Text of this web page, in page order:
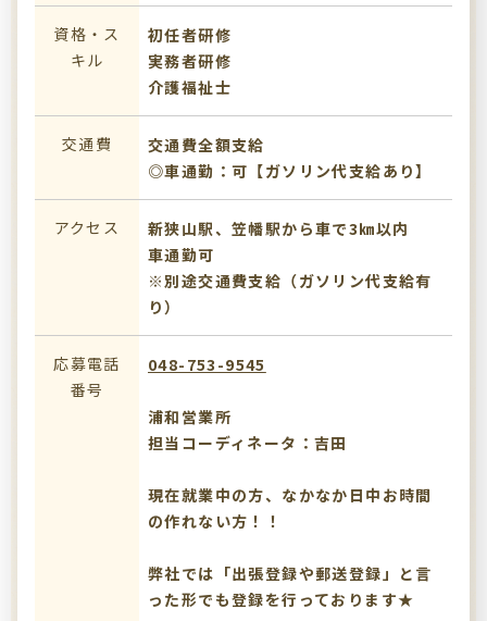
資格・ス
キル
初任者研修
実務者研修
介護福祉士
交通費
交通費全額支給
◎車通勤：可【ガソリン代支給あり】
アクセス
新狭山駅、笠幡駅から車で3㎞以内
車通勤可
※別途交通費支給（ガソリン代支給有
り）
応募電話
番号
048-753-9545
浦和営業所
担当コーディネータ：吉田
現在就業中の方、なかなか日中お時間
の作れない方！！
弊社では「出張登録や郵送登録」と言
った形でも登録を行っております★